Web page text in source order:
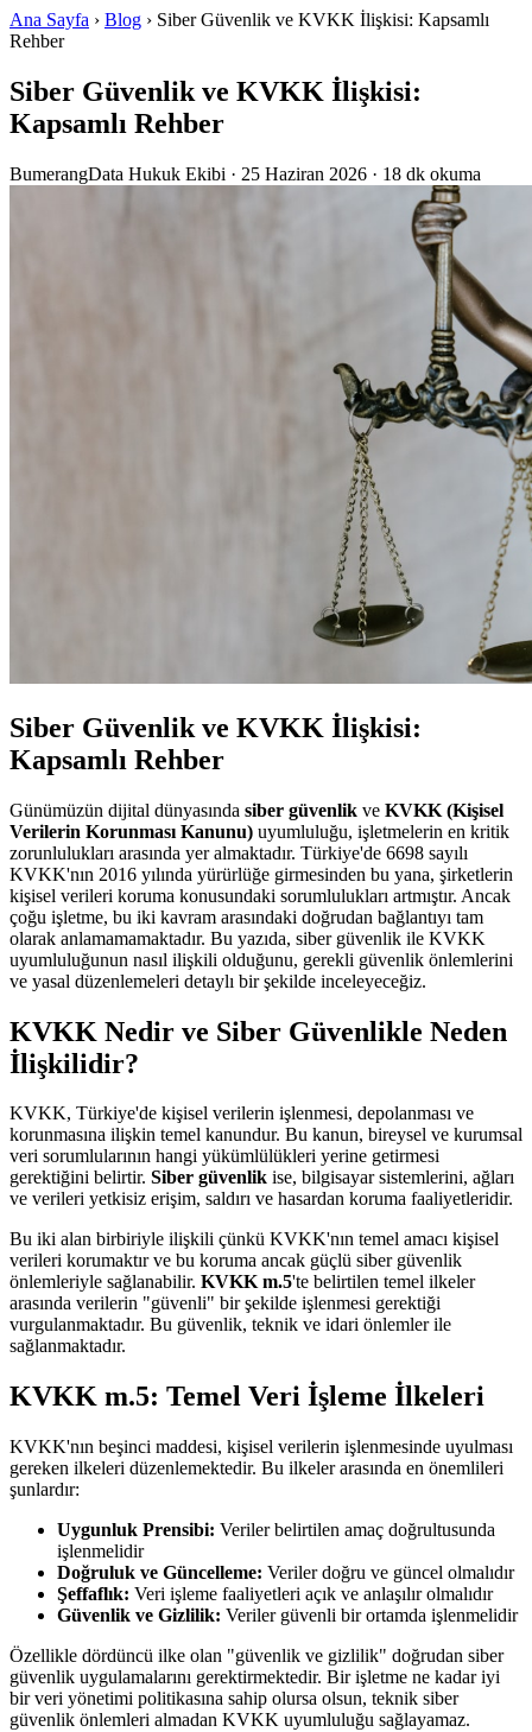
Ana Sayfa › Blog › Siber Güvenlik ve KVKK İlişkisi: Kapsamlı
Rehber
Siber Güvenlik ve KVKK İlişkisi:
Kapsamlı Rehber
BumerangData Hukuk Ekibi · 25 Haziran 2026 · 18 dk okuma
Siber Güvenlik ve KVKK İlişkisi:
Kapsamlı Rehber
Günümüzün dijital dünyasında siber güvenlik ve KVKK (Kişisel
Verilerin Korunması Kanunu) uyumluluğu, işletmelerin en kritik
zorunlulukları arasında yer almaktadır. Türkiye'de 6698 sayılı
KVKK'nın 2016 yılında yürürlüğe girmesinden bu yana, şirketlerin
kişisel verileri koruma konusundaki sorumlulukları artmıştır. Ancak
çoğu işletme, bu iki kavram arasındaki doğrudan bağlantıyı tam
olarak anlamamamaktadır. Bu yazıda, siber güvenlik ile KVKK
uyumluluğunun nasıl ilişkili olduğunu, gerekli güvenlik önlemlerini
ve yasal düzenlemeleri detaylı bir şekilde inceleyeceğiz.
KVKK Nedir ve Siber Güvenlikle Neden
İlişkilidir?
KVKK, Türkiye'de kişisel verilerin işlenmesi, depolanması ve
korunmasına ilişkin temel kanundur. Bu kanun, bireysel ve kurumsal
veri sorumlularının hangi yükümlülükleri yerine getirmesi
gerektiğini belirtir. Siber güvenlik ise, bilgisayar sistemlerini, ağları
ve verileri yetkisiz erişim, saldırı ve hasardan koruma faaliyetleridir.
Bu iki alan birbiriyle ilişkili çünkü KVKK'nın temel amacı kişisel
verileri korumaktır ve bu koruma ancak güçlü siber güvenlik
önlemleriyle sağlanabilir. KVKK m.5'te belirtilen temel ilkeler
arasında verilerin "güvenli" bir şekilde işlenmesi gerektiği
vurgulanmaktadır. Bu güvenlik, teknik ve idari önlemler ile
sağlanmaktadır.
KVKK m.5: Temel Veri İşleme İlkeleri
KVKK'nın beşinci maddesi, kişisel verilerin işlenmesinde uyulması
gereken ilkeleri düzenlemektedir. Bu ilkeler arasında en önemlileri
şunlardır:
Uygunluk Prensibi: Veriler belirtilen amaç doğrultusunda
işlenmelidir
Doğruluk ve Güncelleme: Veriler doğru ve güncel olmalıdır
Şeffaflık: Veri işleme faaliyetleri açık ve anlaşılır olmalıdır
Güvenlik ve Gizlilik: Veriler güvenli bir ortamda işlenmelidir
Özellikle dördüncü ilke olan "güvenlik ve gizlilik" doğrudan siber
güvenlik uygulamalarını gerektirmektedir. Bir işletme ne kadar iyi
bir veri yönetimi politikasına sahip olursa olsun, teknik siber
güvenlik önlemleri almadan KVKK uyumluluğu sağlayamaz.